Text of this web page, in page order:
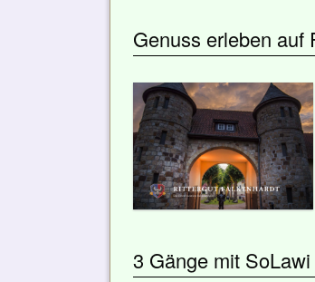
Genuss erleben auf
3 Gänge mit